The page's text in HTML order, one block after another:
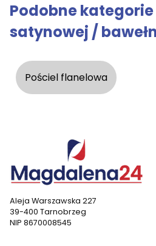
Podobne
satynowej /
Pościel flanelowa
Aleja Warszawska 227
39-400 Tarnobrzeg
NIP 8670008545